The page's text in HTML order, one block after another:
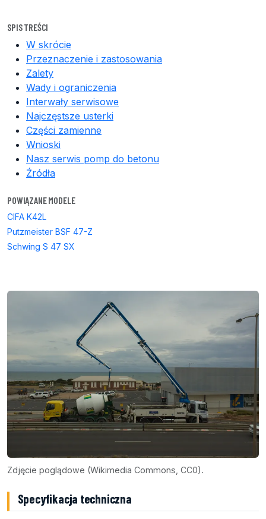
SPIS TREŚCI
W skrócie
Przeznaczenie i zastosowania
Zalety
Wady i ograniczenia
Interwały serwisowe
Najczęstsze usterki
Części zamienne
Wnioski
Nasz serwis pomp do betonu
Źródła
POWIĄZANE MODELE
CIFA K42L
Putzmeister BSF 47-Z
Schwing S 47 SX
Zdjęcie poglądowe (Wikimedia Commons, CC0).
Specyfikacja techniczna